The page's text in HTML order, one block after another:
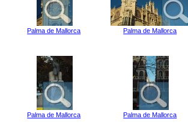
Palma de Mallorca Palma de Mallorca
Palma de Mallorca Palma de Mallorca